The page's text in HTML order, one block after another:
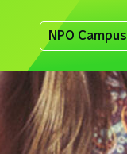
NPO Campus